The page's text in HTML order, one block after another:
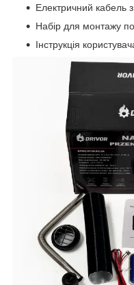
Електричний кабель
Набір для монтажу
Інструкція